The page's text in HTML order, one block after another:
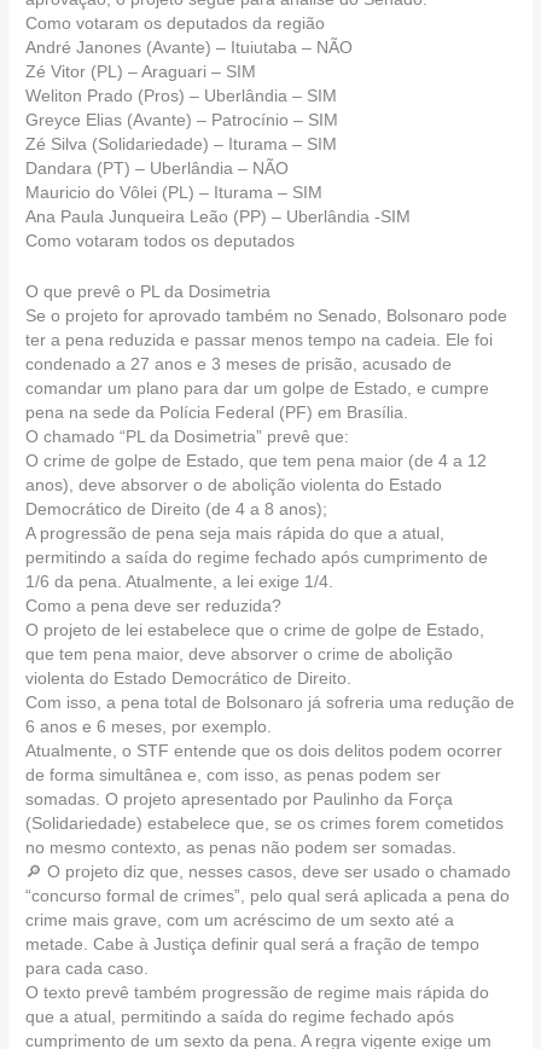
Como votaram os deputados da região
André Janones (Avante) – Ituiutaba – NÃO
Zé Vitor (PL) – Araguari – SIM
Weliton Prado (Pros) – Uberlândia – SIM
Greyce Elias (Avante) – Patrocínio – SIM
Zé Silva (Solidariedade) – Iturama – SIM
Dandara (PT) – Uberlândia – NÃO
Mauricio do Vôlei (PL) – Iturama – SIM
Ana Paula Junqueira Leão (PP) – Uberlândia -SIM
Como votaram todos os deputados
O que prevê o PL da Dosimetria
Se o projeto for aprovado também no Senado, Bolsonaro pode
ter a pena reduzida e passar menos tempo na cadeia. Ele foi
condenado a 27 anos e 3 meses de prisão, acusado de
comandar um plano para dar um golpe de Estado, e cumpre
pena na sede da Polícia Federal (PF) em Brasília.
O chamado “PL da Dosimetria” prevê que:
O crime de golpe de Estado, que tem pena maior (de 4 a 12
anos), deve absorver o de abolição violenta do Estado
Democrático de Direito (de 4 a 8 anos);
A progressão de pena seja mais rápida do que a atual,
permitindo a saída do regime fechado após cumprimento de
1/6 da pena. Atualmente, a lei exige 1/4.
Como a pena deve ser reduzida?
O projeto de lei estabelece que o crime de golpe de Estado,
que tem pena maior, deve absorver o crime de abolição
violenta do Estado Democrático de Direito.
Com isso, a pena total de Bolsonaro já sofreria uma redução de
6 anos e 6 meses, por exemplo.
Atualmente, o STF entende que os dois delitos podem ocorrer
de forma simultânea e, com isso, as penas podem ser
somadas. O projeto apresentado por Paulinho da Força
(Solidariedade) estabelece que, se os crimes forem cometidos
no mesmo contexto, as penas não podem ser somadas.
🔎 O projeto diz que, nesses casos, deve ser usado o chamado
“concurso formal de crimes”, pelo qual será aplicada a pena do
crime mais grave, com um acréscimo de um sexto até a
metade. Cabe à Justiça definir qual será a fração de tempo
para cada caso.
O texto prevê também progressão de regime mais rápida do
que a atual, permitindo a saída do regime fechado após
cumprimento de um sexto da pena. A regra vigente exige um